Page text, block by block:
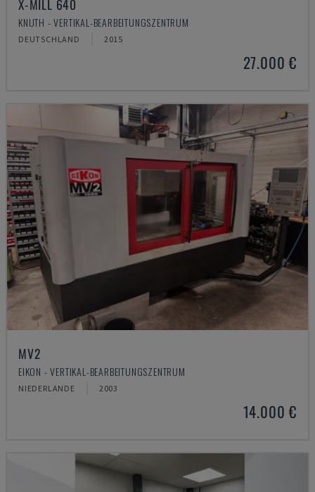
X-MILL 640
KNUTH - VERTIKAL-BEARBEITUNGSZENTRUM
DEUTSCHLAND 2015
27.000 €
MV2
EIKON - VERTIKAL-BEARBEITUNGSZENTRUM
NIEDERLANDE 2003
14.000 €